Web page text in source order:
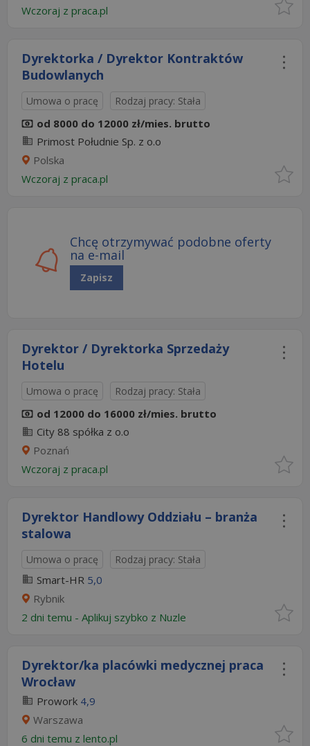
Wczoraj z praca.pl
Dyrektorka / Dyrektor Kontraktów
Budowlanych
Umowa o pracę Rodzaj pracy: Stała
od 8000 do 12000 zł/mies. brutto
Primost Południe Sp. z o.o
Polska
Wczoraj z praca.pl
Chcę otrzymywać podobne oferty
na e-mail
Zapisz
Dyrektor / Dyrektorka Sprzedaży
Hotelu
Umowa o pracę Rodzaj pracy: Stała
od 12000 do 16000 zł/mies. brutto
City 88 spółka z o.o
Poznań
Wczoraj z praca.pl
Dyrektor Handlowy Oddziału – branża
stalowa
Umowa o pracę Rodzaj pracy: Stała
Smart-HR 5,0
Rybnik
2 dni temu - Aplikuj szybko z Nuzle
Dyrektor/ka placówki medycznej praca
Wrocław
Prowork 4,9
Warszawa
6 dni temu z lento.pl